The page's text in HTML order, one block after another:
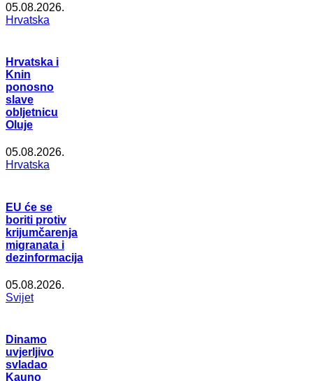
05.08.2026.
Hrvatska
Hrvatska i
Knin
ponosno
slave
obljetnicu
Oluje
05.08.2026.
Hrvatska
EU će se
boriti protiv
krijumčarenja
migranata i
dezinformacija
05.08.2026.
Svijet
Dinamo
uvjerljivo
svladao
Kauno